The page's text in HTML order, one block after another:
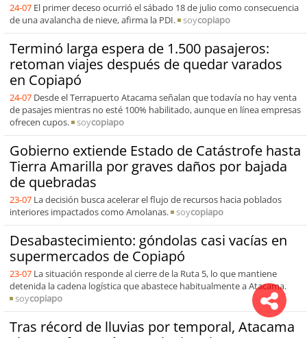
24-07 El primer deceso ocurrió el sábado 18 de julio como consecuencia
de una avalancha de nieve, afirma la PDI.
soycopiapo
Terminó larga espera de 1.500 pasajeros:
retoman viajes después de quedar varados
en Copiapó
24-07 Desde el Terrapuerto Atacama señalan que todavía no hay venta
de pasajes mientras no esté 100% habilitado, aunque en línea empresas
ofrecen cupos.
soycopiapo
Gobierno extiende Estado de Catástrofe hasta
Tierra Amarilla por graves daños por bajada
de quebradas
23-07 La decisión busca acelerar el flujo de recursos hacia poblados
interiores impactados como Amolanas.
soycopiapo
Desabastecimiento: góndolas casi vacías en
supermercados de Copiapó
23-07 La situación responde al cierre de la Ruta 5, lo que mantiene
detenida la cadena logística que abastece habitualmente a Atacama.
soycopiapo
Tras récord de lluvias por temporal, Atacama